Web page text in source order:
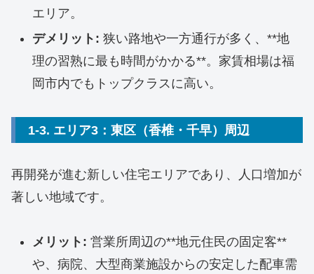
エリア。
デメリット: 狭い路地や一方通行が多く、**地
理の習熟に最も時間がかかる**。家賃相場は福
岡市内でもトップクラスに高い。
1-3. エリア3：東区（香椎・千早）周辺
再開発が進む新しい住宅エリアであり、人口増加が
著しい地域です。
メリット: 営業所周辺の**地元住民の固定客**
や、病院、大型商業施設からの安定した配車需